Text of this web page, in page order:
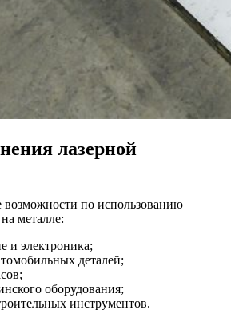
лазерной
по использованию
металле:
и электроника;
деталей;
оборудования;
инструментов.